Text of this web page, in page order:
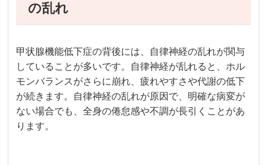
の乱れ
甲状腺機能低下症の背後には、自律神経の乱れが関与
していることが多いです。自律神経が乱れると、ホル
モンバランスがさらに崩れ、疲れやすさや代謝の低下
が続きます。自律神経の乱れが原因で、明確な病変が
ない場合でも、全身の倦怠感や不調が長引くことがあ
ります。